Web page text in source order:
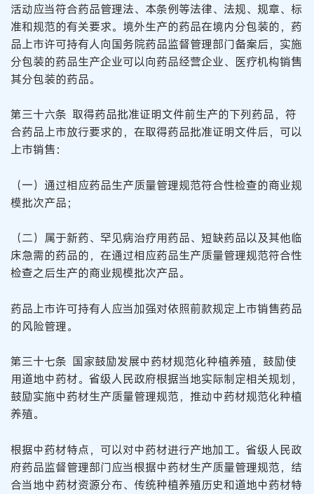
活动应当符合药品管理法、本条例等法律、法规、规章、标
准和规范的有关要求。境外生产的药品在境内分包装的，药
品上市许可持有人向国务院药品监督管理部门备案后，实施
分包装的药品生产企业可以向药品经营企业、医疗机构销售
其分包装的药品。
第三十六条 取得药品批准证明文件前生产的下列药品，符
合药品上市放行要求的，在取得药品批准证明文件后，可以
上市销售：
（一）通过相应药品生产质量管理规范符合性检查的商业规
模批次产品；
（二）属于新药、罕见病治疗用药品、短缺药品以及其他临
床急需的药品的，在通过相应药品生产质量管理规范符合性
检查之后生产的商业规模批次产品。
药品上市许可持有人应当加强对依照前款规定上市销售药品
的风险管理。
第三十七条 国家鼓励发展中药材规范化种植养殖，鼓励使
用道地中药材。省级人民政府根据当地实际制定相关规划，
鼓励实施中药材生产质量管理规范，推动中药材规范化种植
养殖。
根据中药材特点，可以对中药材进行产地加工。省级人民政
府药品监督管理部门应当根据中药材生产质量管理规范，结
合当地中药材资源分布、传统种植养殖历史和道地中药材特